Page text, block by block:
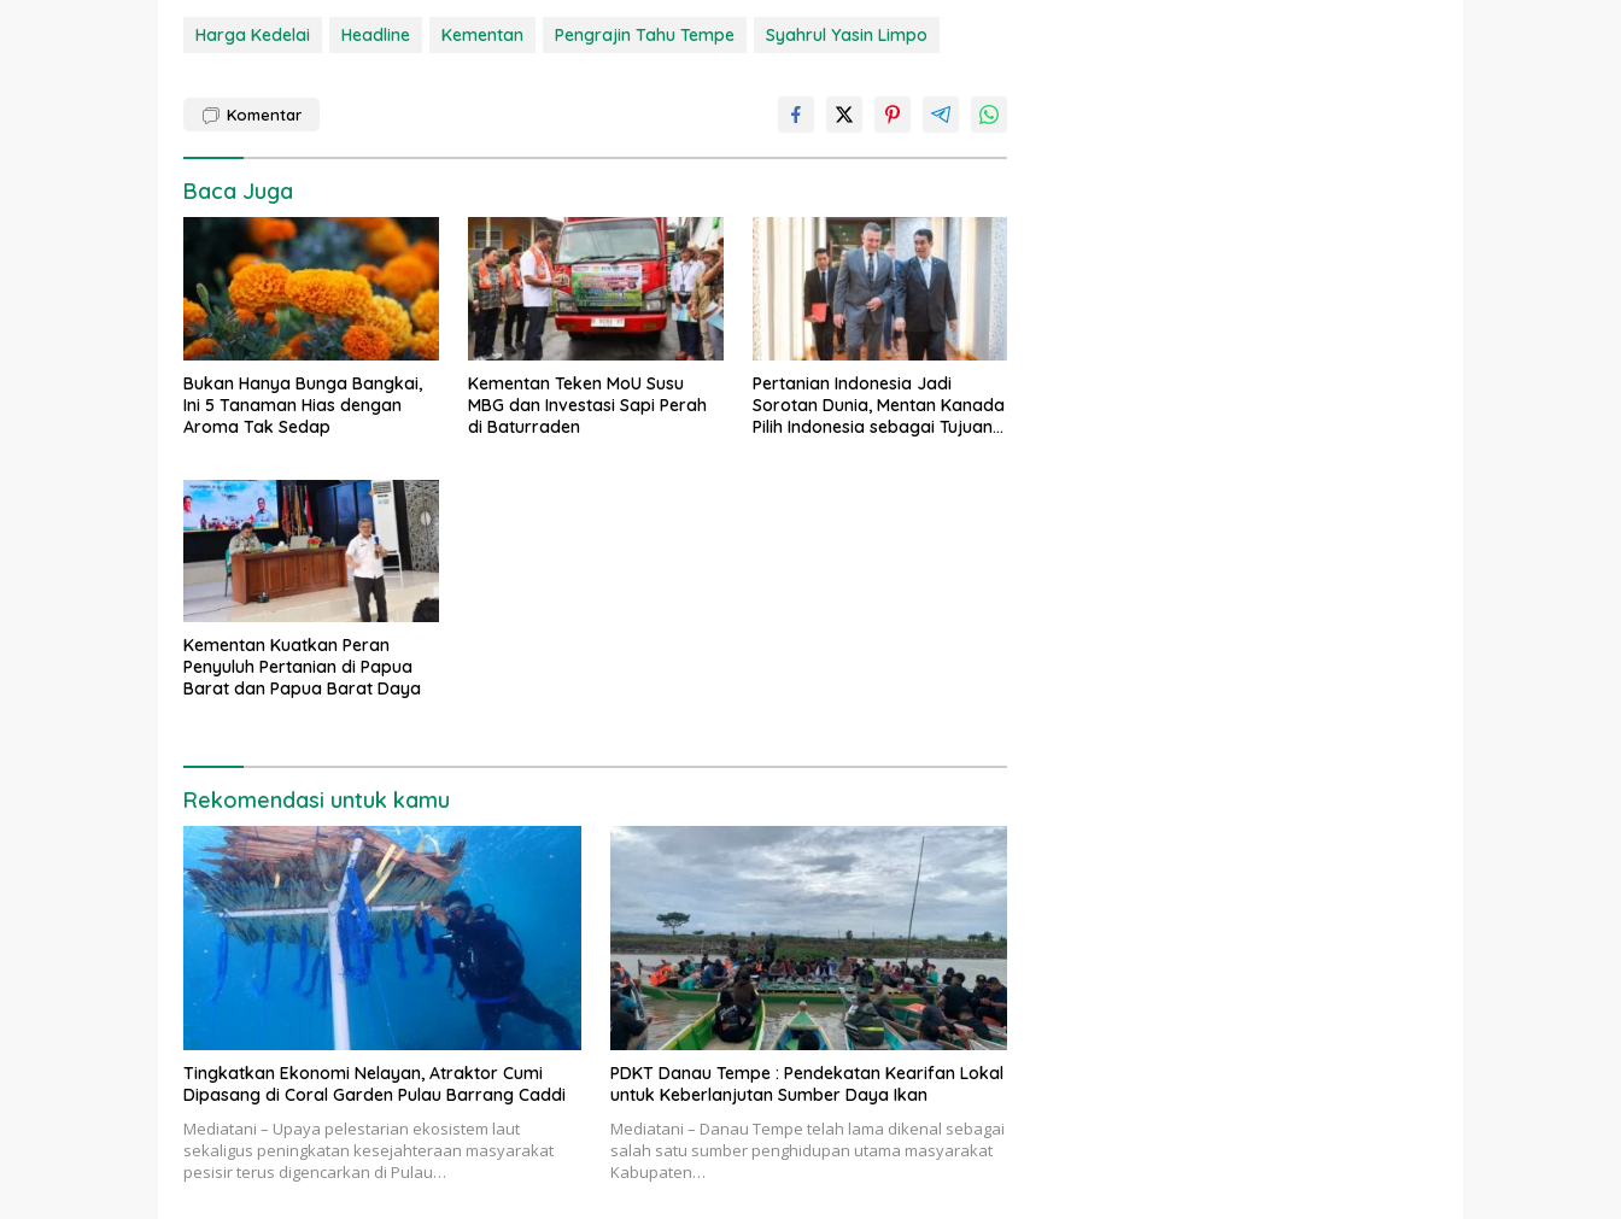
Harga Kedelai Headline Kementan Pengrajin Tahu Tempe Syahrul Yasin Limpo
Komentar
Baca Juga
Bukan Hanya Bunga Bangkai,
Ini 5 Tanaman Hias dengan
Aroma Tak Sedap
Kementan Teken MoU Susu
MBG dan Investasi Sapi Perah
di Baturraden
Pertanian Indonesia Jadi
Sorotan Dunia, Mentan Kanada
Pilih Indonesia sebagai Tujuan
Kementan Kuatkan Peran
Penyuluh Pertanian di Papua
Barat dan Papua Barat Daya
Rekomendasi untuk kamu
Tingkatkan Ekonomi Nelayan, Atraktor Cumi
Dipasang di Coral Garden Pulau Barrang Caddi
Mediatani – Upaya pelestarian ekosistem laut
sekaligus peningkatan kesejahteraan masyarakat
pesisir terus digencarkan di Pulau…
PDKT Danau Tempe : Pendekatan Kearifan Lokal
untuk Keberlanjutan Sumber Daya Ikan
Mediatani – Danau Tempe telah lama dikenal sebagai
salah satu sumber penghidupan utama masyarakat
Kabupaten…